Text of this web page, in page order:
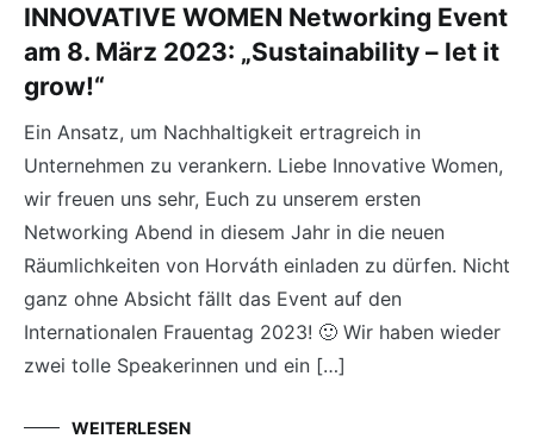
INNOVATIVE WOMEN Networking Event
am 8. März 2023: „Sustainability – let it
grow!“
Ein Ansatz, um Nachhaltigkeit ertragreich in
Unternehmen zu verankern. Liebe Innovative Women,
wir freuen uns sehr, Euch zu unserem ersten
Networking Abend in diesem Jahr in die neuen
Räumlichkeiten von Horváth einladen zu dürfen. Nicht
ganz ohne Absicht fällt das Event auf den
Internationalen Frauentag 2023! 🙂 Wir haben wieder
zwei tolle Speakerinnen und ein […]
WEITERLESEN